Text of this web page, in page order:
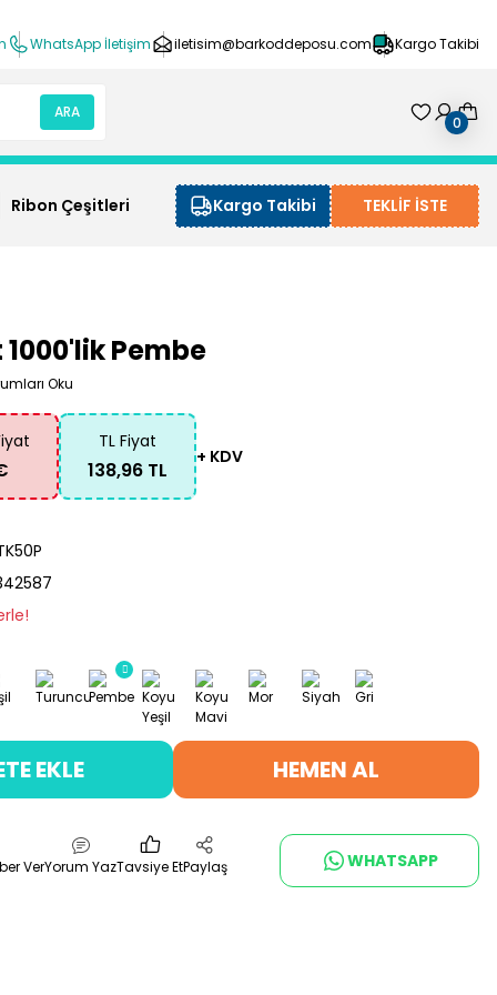
WhatsApp İletişim iletisim@barkoddeposu.com Kargo Takibi
ARA
0
Ribon Çeşitleri Kargo Takibi TEKLİF İSTE
Pembe
Oku
TL Fiyat
138,96 TL
+ KDV
EKLE HEMEN AL
VerYorum YazTavsiye EtPaylaş WHATSAPP